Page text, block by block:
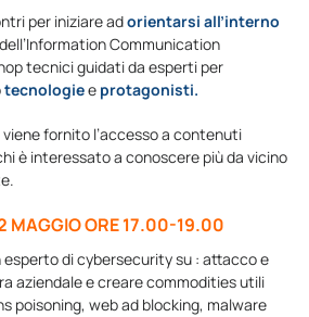
per iniziare adorientarsi all’interno
dell’Information Communication
tecnici guidati da esperti per
tecnologiee protagonisti.
fornito l’accesso a contenuti
è interessato a conoscere più da vicino
MAGGIO ORE 17.00-19.00
esperto di cybersecurity su : attacco e
aziendale e creare commodities utili
poisoning, web ad blocking, malware